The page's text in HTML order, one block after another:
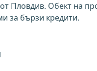
Пловдив. Обект на
за бързи кредити.